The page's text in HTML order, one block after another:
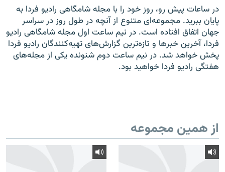
در ساعات پیش رو، روز خود را با مجله شامگاهی رادیو فردا به
پایان ببرید. مجموعه‌ای متنوع از آنچه در طول روز در سراسر
جهان اتفاق افتاده است. در نیم ساعت اول مجله شامگاهی رادیو
فردا، آخرین خبرها و تازه‌ترین گزارش‌های تهیه‌کنندگان رادیو فردا
پخش خواهد شد. در نیم ساعت دوم شنونده یکی از مجله‌های
هفتگی رادیو فردا خواهید بود.
از همین مجموعه